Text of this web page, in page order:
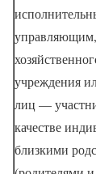
управляющим,
учреждения
лиц —
качестве
близкими